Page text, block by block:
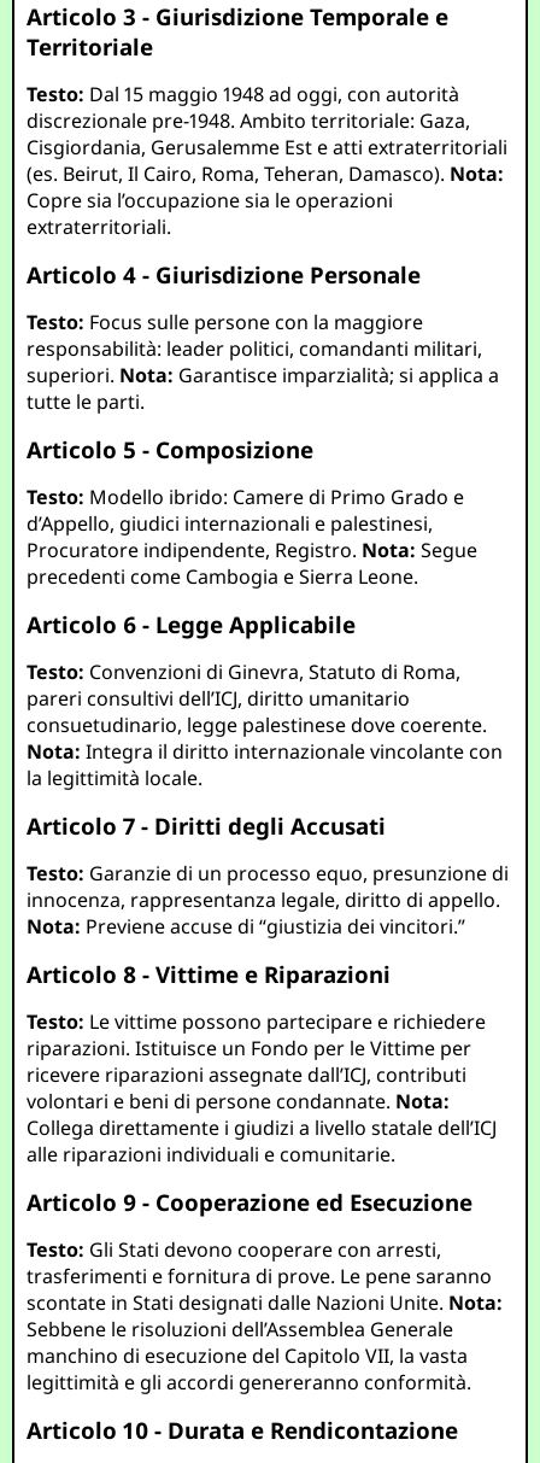
Articolo 3 - Giurisdizione Temporale e
Territoriale
Testo: Dal 15 maggio 1948 ad oggi, con autorità
discrezionale pre-1948. Ambito territoriale: Gaza,
Cisgiordania, Gerusalemme Est e atti extraterritoriali
(es. Beirut, Il Cairo, Roma, Teheran, Damasco). Nota:
Copre sia l’occupazione sia le operazioni
extraterritoriali.
Articolo 4 - Giurisdizione Personale
Testo: Focus sulle persone con la maggiore
responsabilità: leader politici, comandanti militari,
superiori. Nota: Garantisce imparzialità; si applica a
tutte le parti.
Articolo 5 - Composizione
Testo: Modello ibrido: Camere di Primo Grado e
d’Appello, giudici internazionali e palestinesi,
Procuratore indipendente, Registro. Nota: Segue
precedenti come Cambogia e Sierra Leone.
Articolo 6 - Legge Applicabile
Testo: Convenzioni di Ginevra, Statuto di Roma,
pareri consultivi dell’ICJ, diritto umanitario
consuetudinario, legge palestinese dove coerente.
Nota: Integra il diritto internazionale vincolante con
la legittimità locale.
Articolo 7 - Diritti degli Accusati
Testo: Garanzie di un processo equo, presunzione di
innocenza, rappresentanza legale, diritto di appello.
Nota: Previene accuse di “giustizia dei vincitori.”
Articolo 8 - Vittime e Riparazioni
Testo: Le vittime possono partecipare e richiedere
riparazioni. Istituisce un Fondo per le Vittime per
ricevere riparazioni assegnate dall’ICJ, contributi
volontari e beni di persone condannate. Nota:
Collega direttamente i giudizi a livello statale dell’ICJ
alle riparazioni individuali e comunitarie.
Articolo 9 - Cooperazione ed Esecuzione
Testo: Gli Stati devono cooperare con arresti,
trasferimenti e fornitura di prove. Le pene saranno
scontate in Stati designati dalle Nazioni Unite. Nota:
Sebbene le risoluzioni dell’Assemblea Generale
manchino di esecuzione del Capitolo VII, la vasta
legittimità e gli accordi genereranno conformità.
Articolo 10 - Durata e Rendicontazione